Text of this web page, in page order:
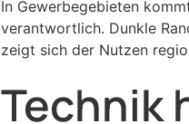
In Gewerbegebieten
verantwortlich. Dunkle
zeigt sich der Nutzen
Technik